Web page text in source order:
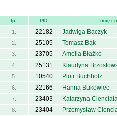
lp. PID imię i
1. 22182 Jadwiga Bączyk
2. 25105 Tomasz Bąk
3. 23705 Amelia Błażko
4. 25131 Klaudyna
5. 10540 Piotr Buchholz
6. 22166 Hanna Bukowiec
7. 23403 Katarzyna
8. 23404 Przemysław